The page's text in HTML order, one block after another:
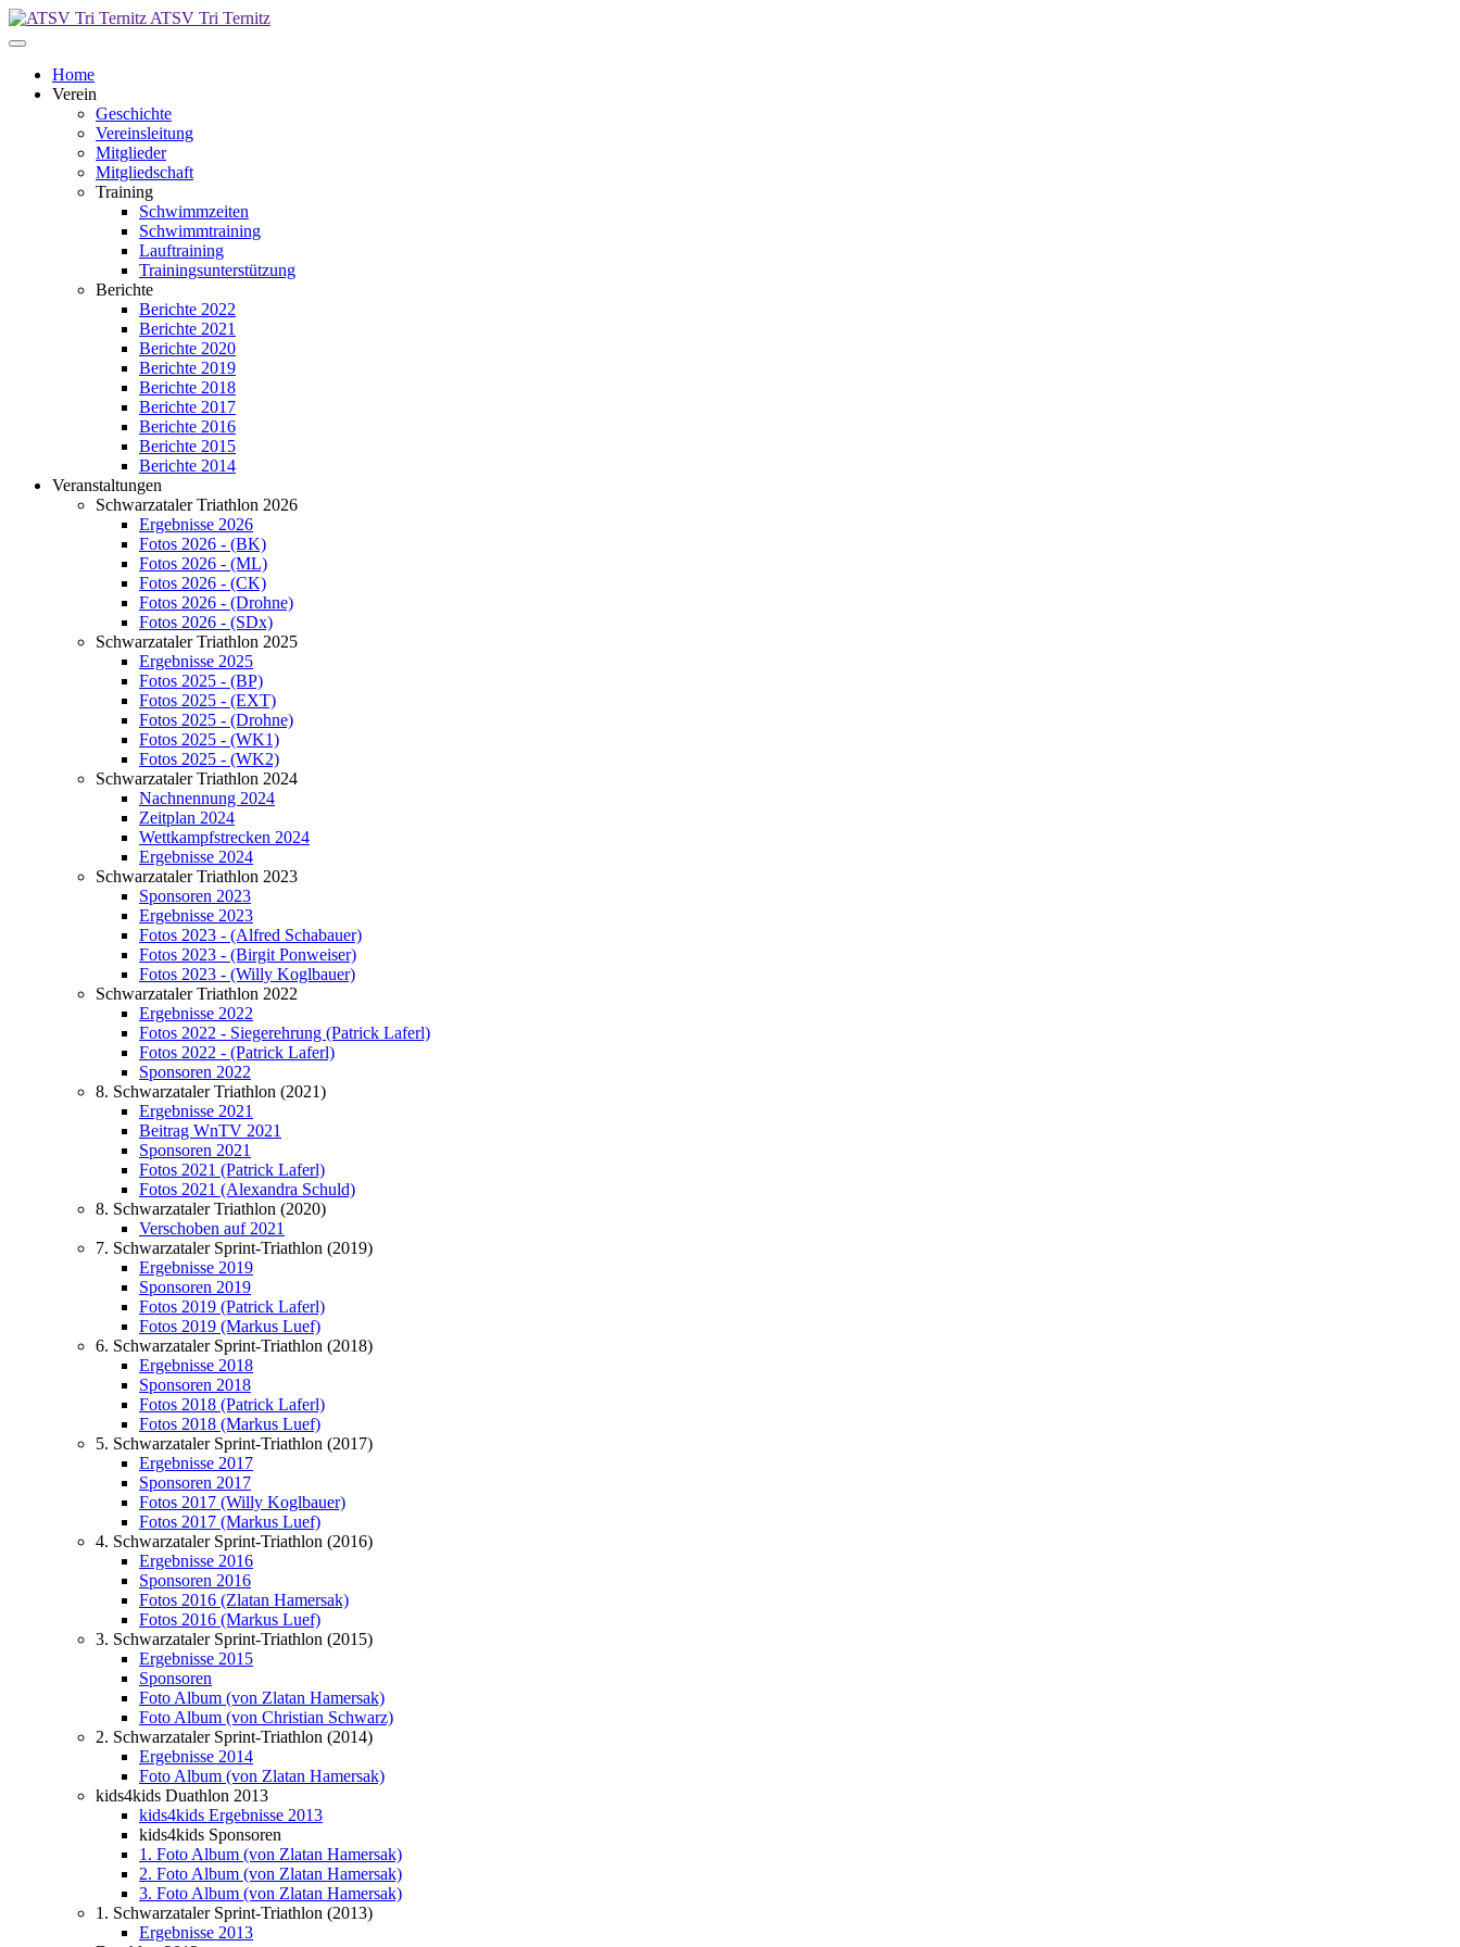
ATSV Tri Ternitz
Home
Verein
Geschichte
Vereinsleitung
Mitglieder
Mitgliedschaft
Training
Schwimmzeiten
Schwimmtraining
Lauftraining
Trainingsunterstützung
Berichte
Berichte 2022
Berichte 2021
Berichte 2020
Berichte 2019
Berichte 2018
Berichte 2017
Berichte 2016
Berichte 2015
Berichte 2014
Veranstaltungen
Schwarzataler Triathlon 2026
Ergebnisse 2026
Fotos 2026 - (BK)
Fotos 2026 - (ML)
Fotos 2026 - (CK)
Fotos 2026 - (Drohne)
Fotos 2026 - (SDx)
Schwarzataler Triathlon 2025
Ergebnisse 2025
Fotos 2025 - (BP)
Fotos 2025 - (EXT)
Fotos 2025 - (Drohne)
Fotos 2025 - (WK1)
Fotos 2025 - (WK2)
Schwarzataler Triathlon 2024
Nachnennung 2024
Zeitplan 2024
Wettkampfstrecken 2024
Ergebnisse 2024
Schwarzataler Triathlon 2023
Sponsoren 2023
Ergebnisse 2023
Fotos 2023 - (Alfred Schabauer)
Fotos 2023 - (Birgit Ponweiser)
Fotos 2023 - (Willy Koglbauer)
Schwarzataler Triathlon 2022
Ergebnisse 2022
Fotos 2022 - Siegerehrung (Patrick Laferl)
Fotos 2022 - (Patrick Laferl)
Sponsoren 2022
8. Schwarzataler Triathlon (2021)
Ergebnisse 2021
Beitrag WnTV 2021
Sponsoren 2021
Fotos 2021 (Patrick Laferl)
Fotos 2021 (Alexandra Schuld)
8. Schwarzataler Triathlon (2020)
Verschoben auf 2021
7. Schwarzataler Sprint-Triathlon (2019)
Ergebnisse 2019
Sponsoren 2019
Fotos 2019 (Patrick Laferl)
Fotos 2019 (Markus Luef)
6. Schwarzataler Sprint-Triathlon (2018)
Ergebnisse 2018
Sponsoren 2018
Fotos 2018 (Patrick Laferl)
Fotos 2018 (Markus Luef)
5. Schwarzataler Sprint-Triathlon (2017)
Ergebnisse 2017
Sponsoren 2017
Fotos 2017 (Willy Koglbauer)
Fotos 2017 (Markus Luef)
4. Schwarzataler Sprint-Triathlon (2016)
Ergebnisse 2016
Sponsoren 2016
Fotos 2016 (Zlatan Hamersak)
Fotos 2016 (Markus Luef)
3. Schwarzataler Sprint-Triathlon (2015)
Ergebnisse 2015
Sponsoren
Foto Album (von Zlatan Hamersak)
Foto Album (von Christian Schwarz)
2. Schwarzataler Sprint-Triathlon (2014)
Ergebnisse 2014
Foto Album (von Zlatan Hamersak)
kids4kids Duathlon 2013
kids4kids Ergebnisse 2013
kids4kids Sponsoren
1. Foto Album (von Zlatan Hamersak)
2. Foto Album (von Zlatan Hamersak)
3. Foto Album (von Zlatan Hamersak)
1. Schwarzataler Sprint-Triathlon (2013)
Ergebnisse 2013